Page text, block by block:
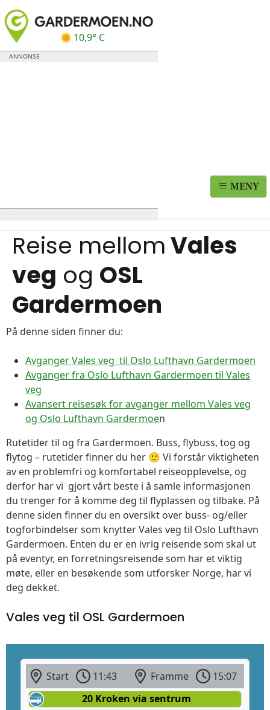
10,9° C
MENY
Reise mellomVales
veg og OSL
Gardermoen
På denne siden finner du:
Avganger Vales veg til Oslo Lufthavn Gardermoen
Avganger fra Oslo Lufthavn Gardermoen til Vales
veg
Avansert reisesøk for avganger mellom Vales veg
og Oslo Lufthavn Gardermoen
Rutetider til og fra Gardermoen. Buss, flybuss, tog og
flytog – rutetider finner du her 🙂 Vi forstår viktigheten
av en problemfri og komfortabel reiseopplevelse, og
derfor har vi gjort vårt beste i å samle informasjonen
du trenger for å komme deg til flyplassen og tilbake. På
denne siden finner du en oversikt over buss- og/eller
togforbindelser som knytter Vales veg til Oslo Lufthavn
Gardermoen. Enten du er en ivrig reisende som skal ut
på eventyr, en forretningsreisende som har et viktig
møte, eller en besøkende som utforsker Norge, har vi
deg dekket.
Vales veg til OSL Gardermoen
Start 11:43 Framme
15:07
20 Kroken via sentrum